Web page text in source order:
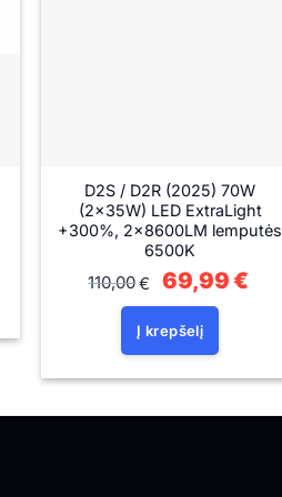
D2S / D2R (2025) 70W
(2x35W) LED ExtraLight
+300%, 2x8600LM lemputės
6500K
110,00€
Original
price
was:
110,00€.
69,99€
Į krepšelį